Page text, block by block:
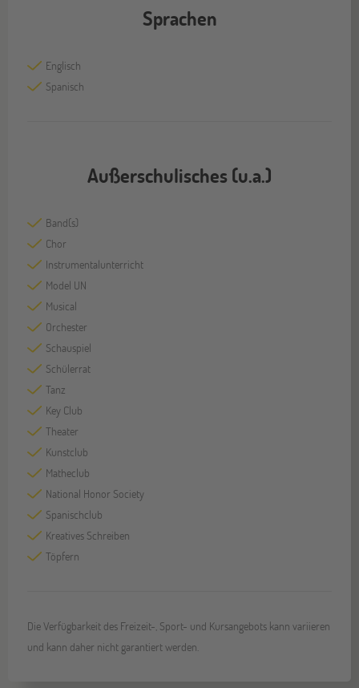
Sprachen
Englisch
Spanisch
Außerschulisches (u.a.)
Band(s)
Chor
Instrumentalunterricht
Model UN
Musical
Orchester
Schauspiel
Schülerrat
Tanz
Key Club
Theater
Kunstclub
Matheclub
National Honor Society
Spanischclub
Kreatives Schreiben
Töpfern
Die Verfügbarkeit des Freizeit-, Sport- und Kursangebots kann variieren
und kann daher nicht garantiert werden.